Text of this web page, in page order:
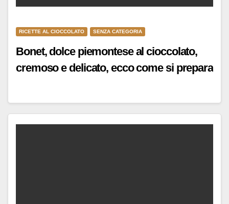
RICETTE AL CIOCCOLATO SENZA CATEGORIA
Bonet, dolce piemontese al cioccolato,
cremoso e delicato, ecco come si prepara